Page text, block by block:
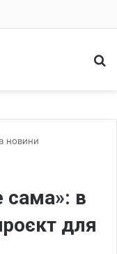
новини
сама»: в
для